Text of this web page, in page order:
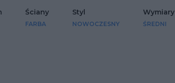
Ściany
FARBA
Styl
NOWOCZESNY
Wymiary
ŚREDNI